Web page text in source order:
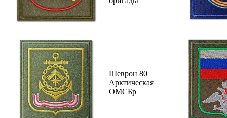
Шеврон 80
Арктическая
ОМСБр